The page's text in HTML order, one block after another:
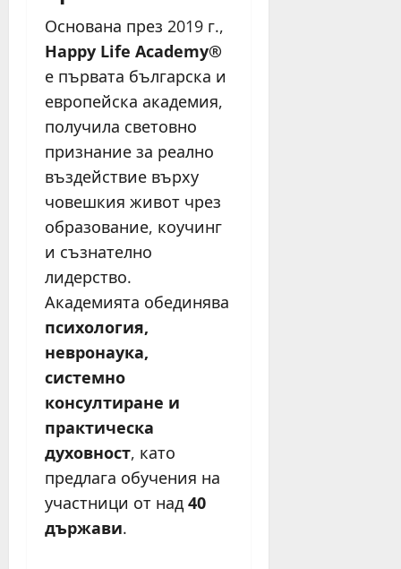
Основана през 2019 г.,
Happy Life Academy®
е първата българска и
европейска академия,
получила световно
признание за реално
въздействие върху
човешкия живот чрез
образование, коучинг
и съзнателно
лидерство.
Академията обединява
психология,
невронаука,
системно
консултиране и
практическа
духовност, като
предлага обучения на
участници от над 40
държави.